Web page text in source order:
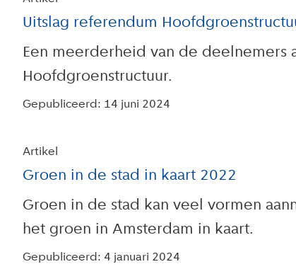
Uitslag referendum
Een meerderheid van de
Hoofdgroenstructuur.
Gepubliceerd: 14 juni 2024
Groen in de stad in kaart 2022
Artikel
Groen in de stad kan veel vormen
het groen in Amsterdam in kaart.
Gepubliceerd: 4 januari 2024